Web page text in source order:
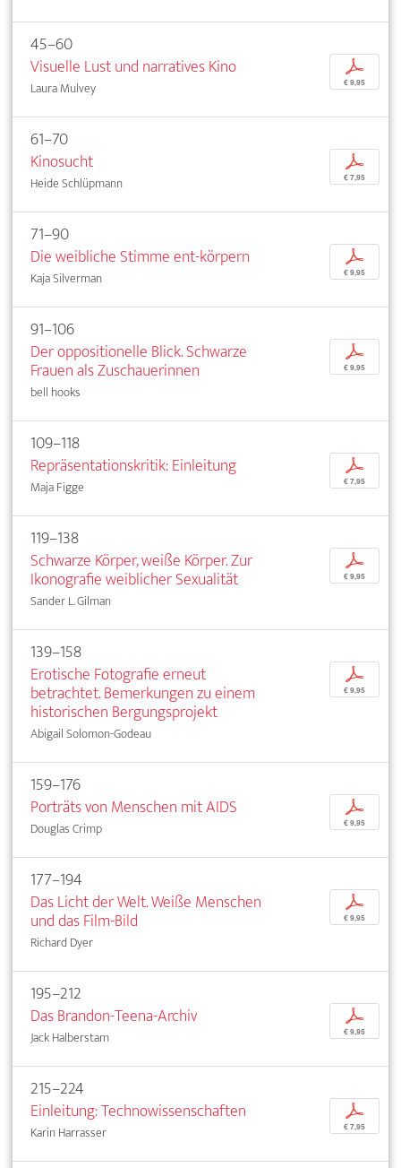
45–60
Visuelle Lust und narratives Kino
Laura Mulvey
p
€ 9,95
61–70
Kinosucht
Heide Schlüpmann
p
€ 7,95
71–90
Die weibliche Stimme ent-körpern
Kaja Silverman
p
€ 9,95
91–106
Der oppositionelle Blick. Schwarze
Frauen als Zuschauerinnen
bell hooks
p
€ 9,95
109–118
Repräsentationskritik: Einleitung
Maja Figge
p
€ 7,95
119–138
Schwarze Körper, weiße Körper. Zur
Ikonografie weiblicher Sexualität
Sander L. Gilman
p
€ 9,95
139–158
Erotische Fotografie erneut
betrachtet. Bemerkungen zu einem
historischen Bergungsprojekt
Abigail Solomon-Godeau
p
€ 9,95
159–176
Porträts von Menschen mit AIDS
Douglas Crimp
p
€ 9,95
177–194
Das Licht der Welt. Weiße Menschen
und das Film-Bild
Richard Dyer
p
€ 9,95
195–212
Das Brandon-Teena-Archiv
Jack Halberstam
p
€ 9,95
215–224
Einleitung: Technowissenschaften
Karin Harrasser
p
€ 7,95